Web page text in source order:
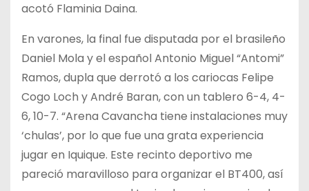
acotó Flaminia Daina.
En varones, la final fue disputada por el brasileño
Daniel Mola y el español Antonio Miguel “Antomi”
Ramos, dupla que derrotó a los cariocas Felipe
Cogo Loch y André Baran, con un tablero 6-4, 4-
6, 10-7. “Arena Cavancha tiene instalaciones muy
‘chulas’, por lo que fue una grata experiencia
jugar en Iquique. Este recinto deportivo me
pareció maravilloso para organizar el BT400, así